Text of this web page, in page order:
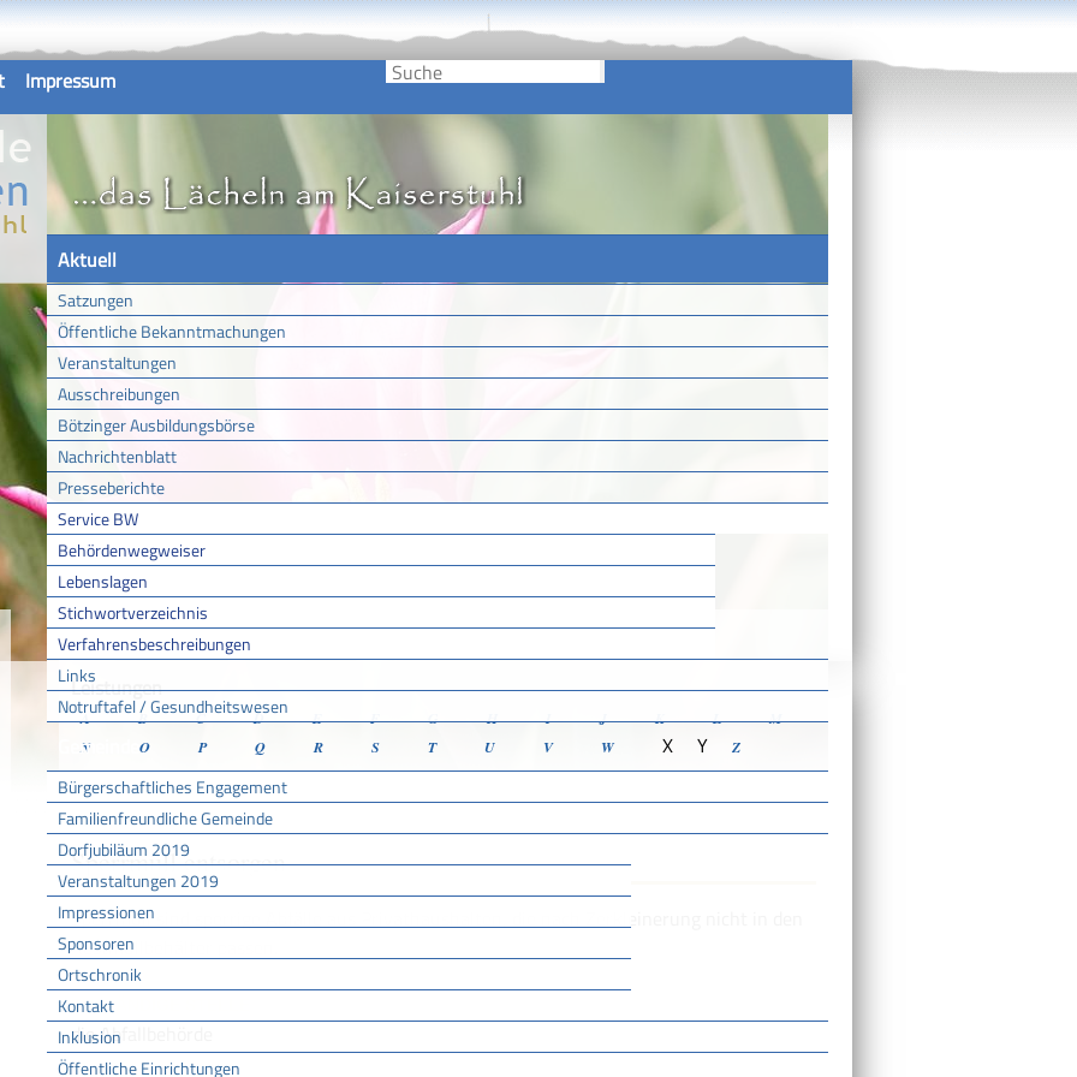
Impressum
Aktuell
Satzungen
Öffentliche Bekanntmachungen
Veranstaltungen
Ausschreibungen
Bötzinger Ausbildungsbörse
Nachrichtenblatt
Presseberichte
Service BW
Behördenwegweiser
Lebenslagen
Stichwortverzeichnis
Verfahrensbeschreibungen
Links
Notruftafel / Gesundheitswesen
Gemeinde
Bürgerschaftliches Engagement
Familienfreundliche Gemeinde
Dorfjubiläum 2019
Veranstaltungen 2019
Impressionen
Sponsoren
Ortschronik
Kontakt
Inklusion
Öffentliche Einrichtungen
Sie sind hier:Startseite /Aktuell /Service BW /Verfahrensbeschreibungen
Leistungen
A B C D E F G H I J K L
M
N
O P Q R S T U V W X Y Z
Sperrmüll entsorgen
Sperrmüll sind sperrige Abfälle aus Privathaushalten, die nach Zerkleinerung nicht in den
Restmüllbehälter passen.
ZUSTÄNDIGE STELLE
die Abfallbehörde